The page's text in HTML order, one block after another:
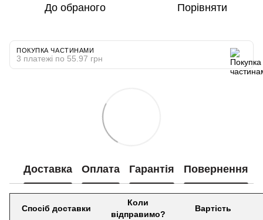
До обраного Порівняти
ПОКУПКА ЧАСТИНАМИ
3 платежі по 55.97 грн
Доставка Оплата Гарантія Повернення
Спосіб доставки
Коли
відправимо?
Вартість